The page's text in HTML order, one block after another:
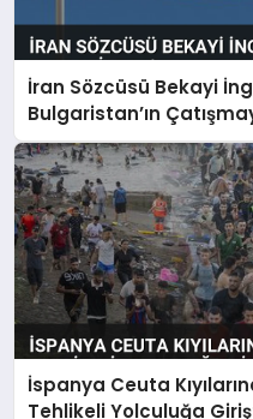
İran Sözcüsü Bekayi
Bulgaristan’ın
İspanya Ceuta
Tehlikeli Yolculuğa